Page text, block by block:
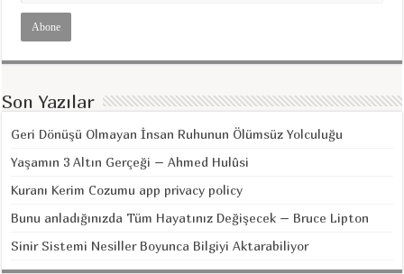
Son Yazılar
Geri Dönüşü Olmayan İnsan Ruhunun Ölümsüz Yolculuğu
Yaşamın 3 Altın Gerçeği – Ahmed Hulûsi
Kuranı Kerim Cozumu app privacy policy
Bunu anladığınızda Tüm Hayatınız Değişecek – Bruce Lipton
Sinir Sistemi Nesiller Boyunca Bilgiyi Aktarabiliyor